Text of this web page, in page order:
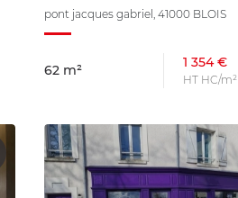
pont jacques gabriel, 41000 BLOIS
62 m² 1 354 €
HT HC/m²